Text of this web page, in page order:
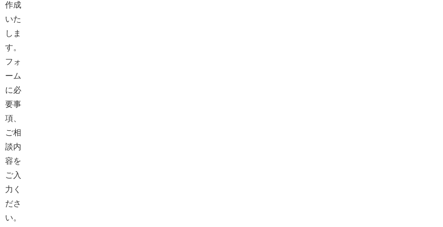
作成
いた
しま
す。
フォ
ーム
に必
要事
項、
ご相
談内
容を
ご入
力く
ださ
い。